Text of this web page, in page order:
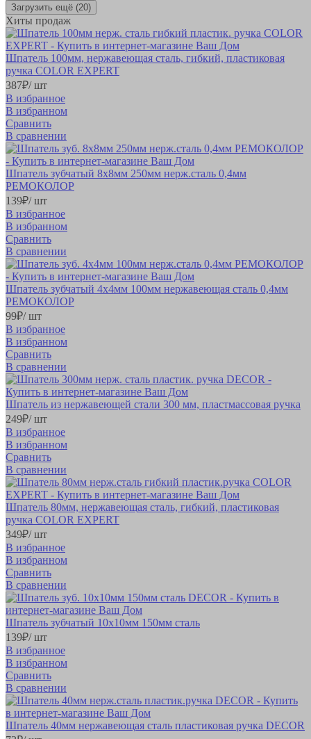
Загрузить ещё (20)
Хиты продаж
Шпатель 100мм, нержавеющая сталь, гибкий, пластиковая
ручка COLOR EXPERT
387₽/ шт
В избранное
В избранном
Сравнить
В сравнении
Шпатель зубчатый 8х8мм 250мм нерж.сталь 0,4мм
РЕМОКОЛОР
139₽/ шт
В избранное
В избранном
Сравнить
В сравнении
Шпатель зубчатый 4х4мм 100мм нержавеющая сталь 0,4мм
РЕМОКОЛОР
99₽/ шт
В избранное
В избранном
Сравнить
В сравнении
Шпатель из нержавеющей стали 300 мм, пластмассовая ручка
249₽/ шт
В избранное
В избранном
Сравнить
В сравнении
Шпатель 80мм, нержавеющая сталь, гибкий, пластиковая
ручка COLOR EXPERT
349₽/ шт
В избранное
В избранном
Сравнить
В сравнении
Шпатель зубчатый 10х10мм 150мм сталь
139₽/ шт
В избранное
В избранном
Сравнить
В сравнении
Шпатель 40мм нержавеющая сталь пластиковая ручка DECOR